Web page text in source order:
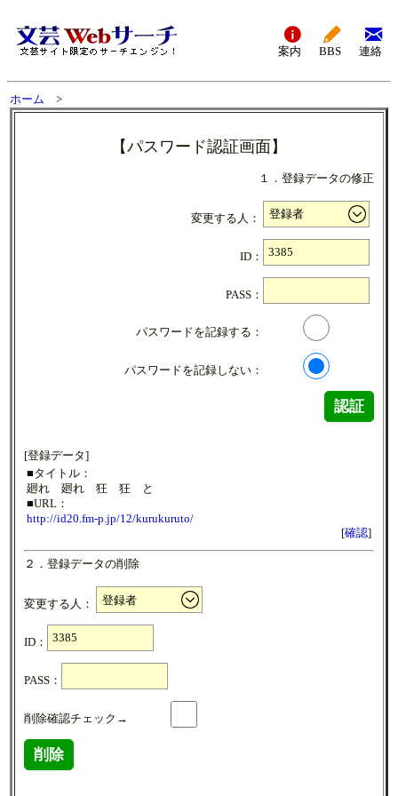
案内 BBS 連絡
ホーム >
【パスワード認証画面】
１．登録データの修正
変更する人：
ID：
PASS：
パスワードを記録する：
パスワードを記録しない：
認証
[登録データ]
■タイトル：
廻れ 廻れ 狂 狂 と
■URL：
http://id20.fm-p.jp/12/kurukuruto/
[確認]
２．登録データの削除
変更する人：
ID：
PASS：
削除確認チェック→
削除